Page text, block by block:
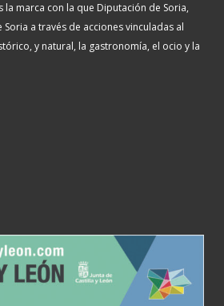
la marca con la que Diputación de Soria,
a través de acciones vinculadas al
y natural, la gastronomía, el ocio y la